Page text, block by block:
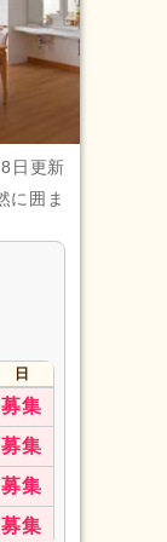
日更新
に囲ま
日
募集
募集
募集
募集